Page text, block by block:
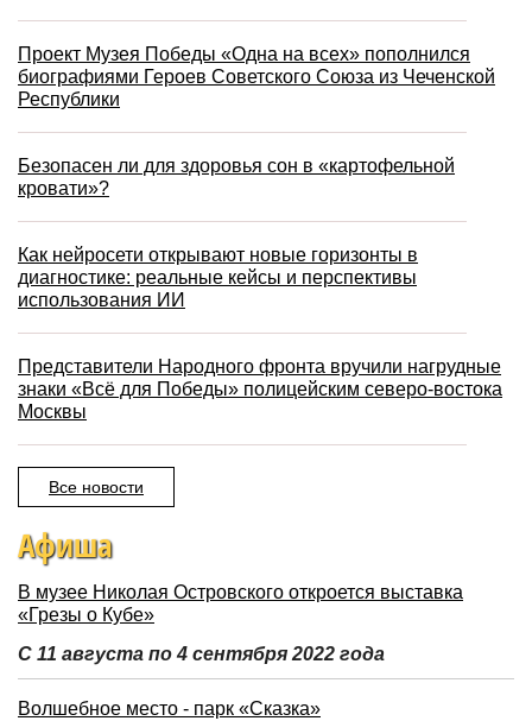
Проект Музея Победы «Одна на всех» пополнился
биографиями Героев Советского Союза из Чеченской
Республики
Безопасен ли для здоровья сон в «картофельной
кровати»?
Как нейросети открывают новые горизонты в
диагностике: реальные кейсы и перспективы
использования ИИ
Представители Народного фронта вручили нагрудные
знаки «Всё для Победы» полицейским северо-востока
Москвы
Все новости
Афиша
В музее Николая Островского откроется выставка
«Грезы о Кубе»
С 11 августа по 4 сентября 2022 года
Волшебное место - парк «Сказка»